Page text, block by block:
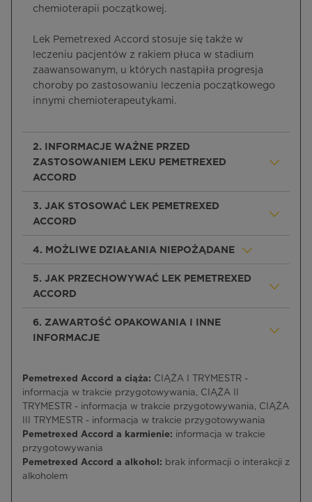
chemioterapii początkowej.
Lek Pemetrexed Accord stosuje się także w
leczeniu pacjentów z rakiem płuca w stadium
zaawansowanym, u których nastąpiła progresja
choroby po zastosowaniu leczenia początkowego
innymi chemioterapeutykami.
2. INFORMACJE WAŻNE PRZED
ZASTOSOWANIEM LEKU PEMETREXED
ACCORD
3. JAK STOSOWAĆ LEK PEMETREXED
ACCORD
4. MOŻLIWE DZIAŁANIA NIEPOŻĄDANE
5. JAK PRZECHOWYWAĆ LEK PEMETREXED
ACCORD
6. ZAWARTOŚĆ OPAKOWANIA I INNE
INFORMACJE
Pemetrexed Accord a ciąża: CIĄŻA I TRYMESTR -
informacja w trakcie przygotowywania, CIĄŻA II
TRYMESTR - informacja w trakcie przygotowywania, CIĄŻA
III TRYMESTR - informacja w trakcie przygotowywania
Pemetrexed Accord a karmienie: informacja w trakcie
przygotowywania
Pemetrexed Accord a alkohol: brak informacji o interakcji z
alkoholem